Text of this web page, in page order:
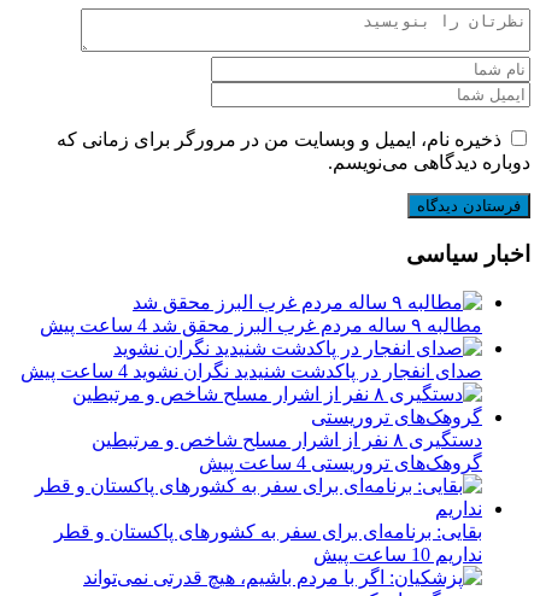
ذخیره نام، ایمیل و وبسایت من در مرورگر برای زمانی که
دوباره دیدگاهی می‌نویسم.
اخبار سیاسی
مطالبه ۹ ساله مردم غرب البرز محقق شد 4 ساعت پیش
صدای انفجار در پاکدشت شنیدید نگران نشوید 4 ساعت پیش
دستگیری ۸ نفر از اشرار مسلح شاخص و مرتبطین
گروهک‌های تروریستی 4 ساعت پیش
بقایی: برنامه‌ای برای سفر به کشورهای پاکستان و قطر
نداریم 10 ساعت پیش